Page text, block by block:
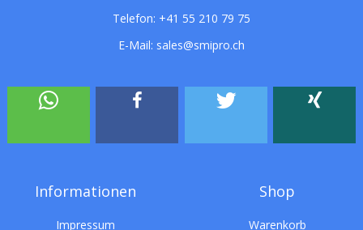
Telefon: +41 55 210 79 75
E-Mail: sales@smipro.ch
Informationen
Impressum
Shop
Warenkorb